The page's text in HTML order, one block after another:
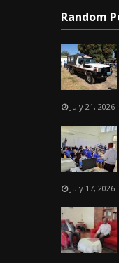
Random
July 21, 2026
July 17, 2026